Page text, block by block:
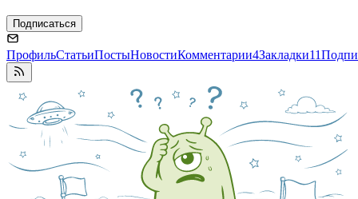
Подписаться
ПрофильСтатьиПостыНовостиКомментарии4Закладки11